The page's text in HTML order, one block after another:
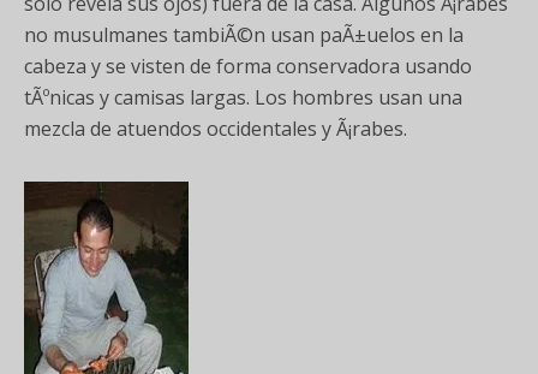
no musulmanes tambiÃ©n usan paÃ±uelos en la
cabeza y se visten de forma conservadora usando
tÃºnicas y camisas largas. Los hombres usan una
mezcla de atuendos occidentales y Ã¡rabes.